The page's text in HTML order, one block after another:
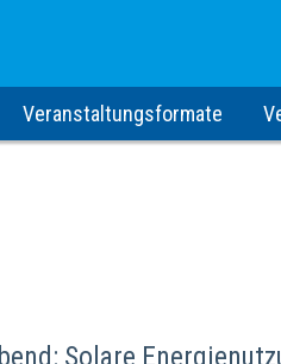
Veranstaltungsformate
Solare